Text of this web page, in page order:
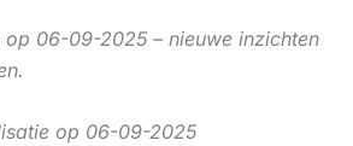
op 06-09-2025 – nieuwe inzichten
op 06-09-2025